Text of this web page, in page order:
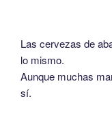
Las cervezas de
lo mismo.
Aunque muchas
sí.